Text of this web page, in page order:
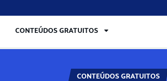
CONTEÚDOS GRATUITOS
CONTEÚDOS GRATUITOS